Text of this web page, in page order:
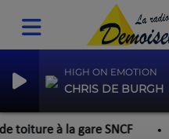
HIGH ON EMOTION
CHRIS DE BURGH
à la gare SNCF